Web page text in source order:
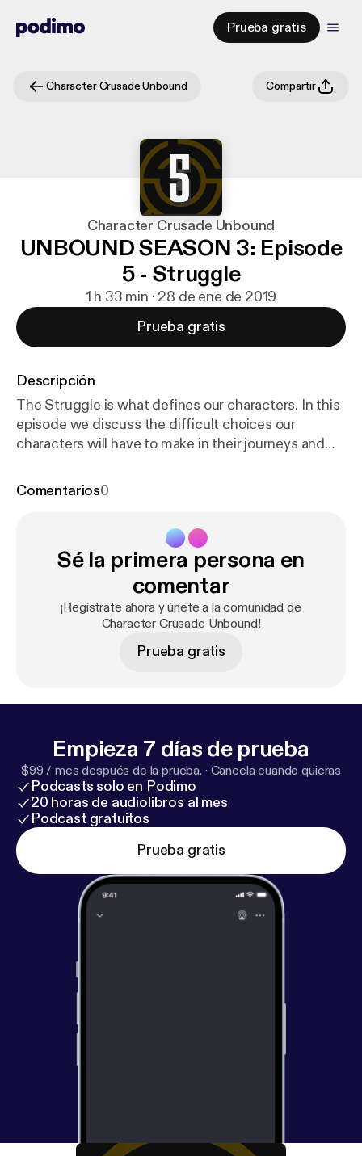
Prueba gratis
Character Crusade Unbound Compartir
Character Crusade Unbound
UNBOUND SEASON 3: Episode
5 - Struggle
1 h 33 min · 28 de ene de 2019
Prueba gratis
Descripción
The Struggle is what defines our characters. In this
episode we discuss the difficult choices our
characters will have to make in their journeys and
and impact your story.
Comentarios0
Sé la primera persona en
comentar
¡Regístrate ahora y únete a la comunidad de
Character Crusade Unbound!
Prueba gratis
Empieza 7 días de prueba
$99 / mes después de la prueba. · Cancela cuando quieras
Podcasts solo en Podimo
20 horas de audiolibros al mes
Podcast gratuitos
Prueba gratis